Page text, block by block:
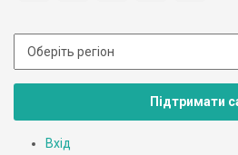
Підтримати
Вхід